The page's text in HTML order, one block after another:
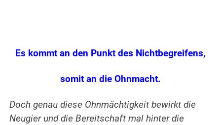
Es kommt an den Punkt des Nichtbegreifens,
somit an die Ohnmacht.
Doch genau diese Ohnmächtigkeit bewirkt die
Neugier und die Bereitschaft mal hinter die